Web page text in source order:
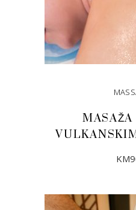
KM
DODAJ